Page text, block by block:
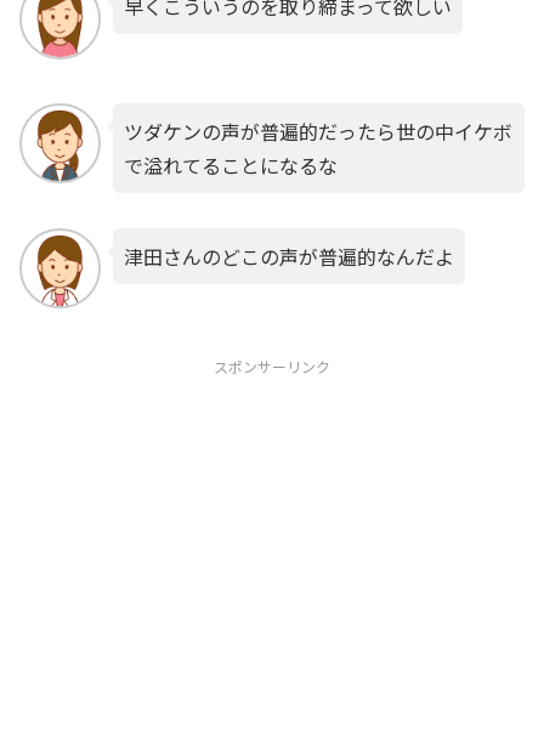
早くこういうのを取り締まって欲しい
ツダケンの声が普遍的だったら世の中イケボ
で溢れてることになるな
津田さんのどこの声が普遍的なんだよ
スポンサーリンク